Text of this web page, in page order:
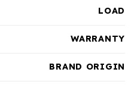
LOAD
WARRANTY
BRAND ORIGIN